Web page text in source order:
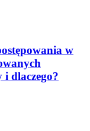
w
dlaczego?